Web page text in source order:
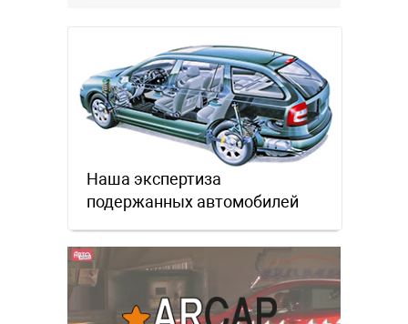
Наша экспертиза
подержанных автомобилей